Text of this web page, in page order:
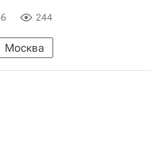
244
Москва